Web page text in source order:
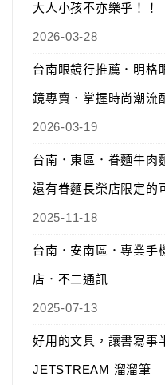
大人小孩不亦樂乎！！
2026-03-28
台南眼鏡行推薦．明格
鏡專賣．掌握時尚潮流
2026-03-19
台南．東區．眷麵牛肉
還有眷麵長榮店限定的
2025-11-18
台南．安南區．專業手
店．不二通訊
2025-07-13
好用的文具，讓書寫事
JETSTREAM 溜溜筆